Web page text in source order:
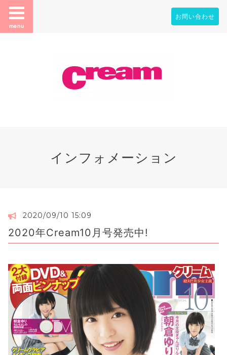
menu
お問い合わせ
インフォメーション
2020/09/10 15:09
2020年Cream10月号発売中!